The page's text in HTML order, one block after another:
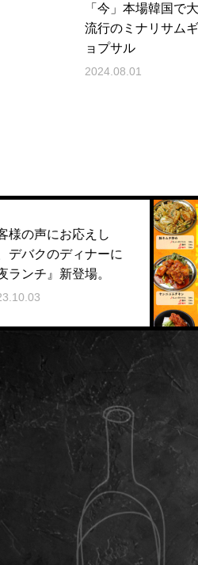
「今」本場韓国で大
流行のミナリサムギ
ョプサル
2024.08.01
し
ーに
。